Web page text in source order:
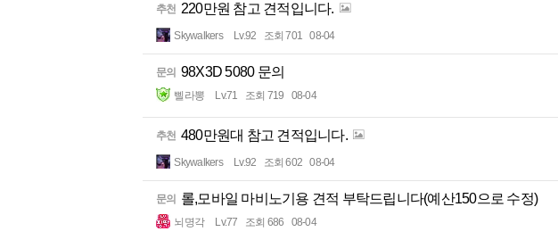
추천 220만원 참고 견적입니다.
Skywalkers Lv.92 조회 701 08-04
문의 98X3D 5080 문의
삘라뽕 Lv.71 조회 719 08-04
추천 480만원대 참고 견적입니다.
Skywalkers Lv.92 조회 602 08-04
문의 롤,모바일 마비노기용 견적 부탁드립니다(예산150으로 수정)
뇌명각 Lv.77 조회 686 08-04